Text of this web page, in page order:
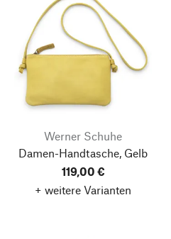
Werner Schuhe
Damen-Handtasche, Gelb
119,00 €
+ weitere Varianten